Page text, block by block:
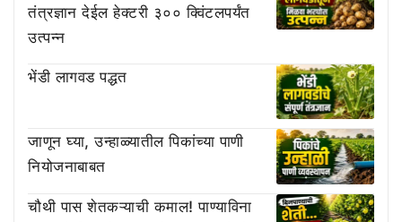
तंत्रज्ञान देईल हेक्टरी ३०० क्विंटलपर्यंत
उत्पन्न
भेंडी लागवड पद्धत
जाणून घ्या, उन्हाळ्यातील पिकांच्या पाणी
नियोजनाबाबत
चौथी पास शेतकऱ्याची कमाल! पाण्याविना